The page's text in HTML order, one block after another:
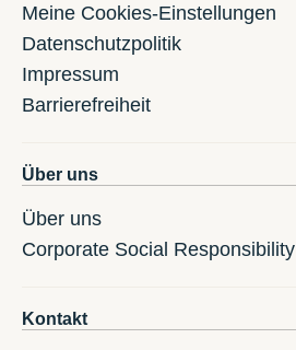
Meine Cookies-Einstellungen
Datenschutzpolitik
Impressum
Barrierefreiheit
Über uns
Über uns
Corporate Social Responsibility
Kontakt